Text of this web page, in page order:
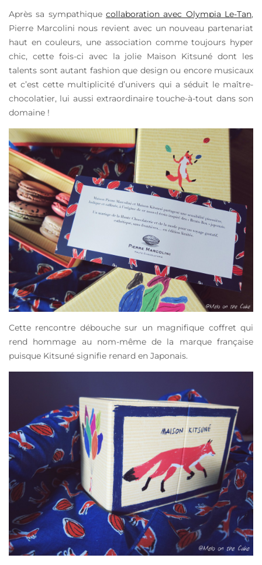
Après sa sympathique collaboration avec Olympia Le-Tan,
Pierre Marcolini nous revient avec un nouveau partenariat
haut en couleurs, une association comme toujours hyper
chic, cette fois-ci avec la jolie Maison Kitsuné dont les
talents sont autant fashion que design ou encore musicaux
et c’est cette multiplicité d’univers qui a séduit le maître-
chocolatier, lui aussi extraordinaire touche-à-tout dans son
domaine !
Cette rencontre débouche sur un magnifique coffret qui
rend hommage au nom-même de la marque française
puisque Kitsuné signifie renard en Japonais.